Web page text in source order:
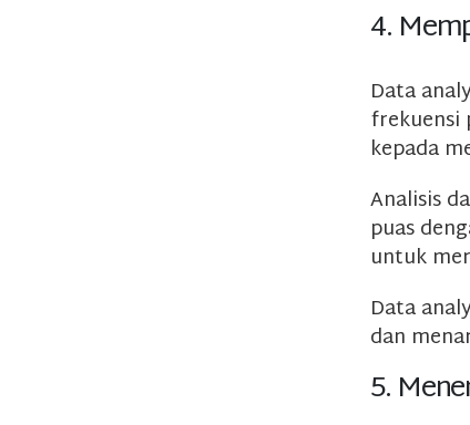
4.
Data
frekuensi
kepada
Analisis
puas
untuk
Data
dan
5.